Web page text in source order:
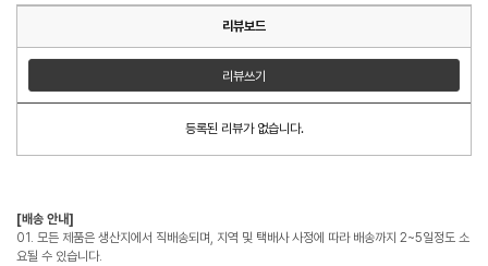
리뷰보드
리뷰쓰기
등록된 리뷰가 없습니다.
[배송 안내]
01. 모든 제품은 생산지에서 직배송되며, 지역 및 택배사 사정에 따라 배송까지 2~5일정도 소
요될 수 있습니다.